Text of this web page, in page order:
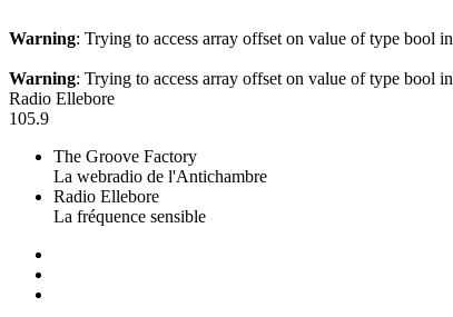
Warning: Trying to access array offset on value of type bool in
Warning: Trying to access array offset on value of type bool in
Radio Ellebore
105.9
The Groove Factory
La webradio de l'Antichambre
Radio Ellebore
La fréquence sensible